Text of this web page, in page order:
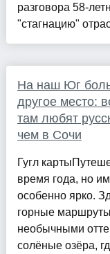
разговора 58-
"стагнацию"
На наш Юг
другое место:
там любят
чем в Сочи
Гугл
время года, но
особенно ярко.
горные
необычными
солёные озёра,